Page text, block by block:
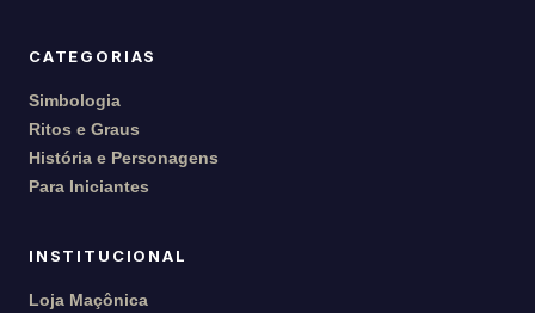
CATEGORIAS
Simbologia
Ritos e Graus
História e Personagens
Para Iniciantes
INSTITUCIONAL
Loja Maçônica